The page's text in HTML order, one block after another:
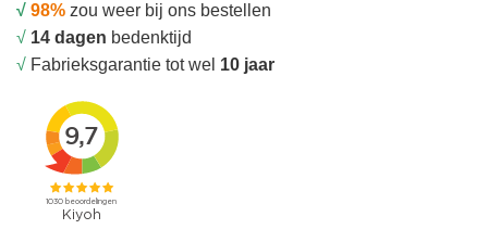
√ 98% zou weer bij ons bestellen
√ 14 dagen bedenktijd
√ Fabrieksgarantie tot wel 10 jaar